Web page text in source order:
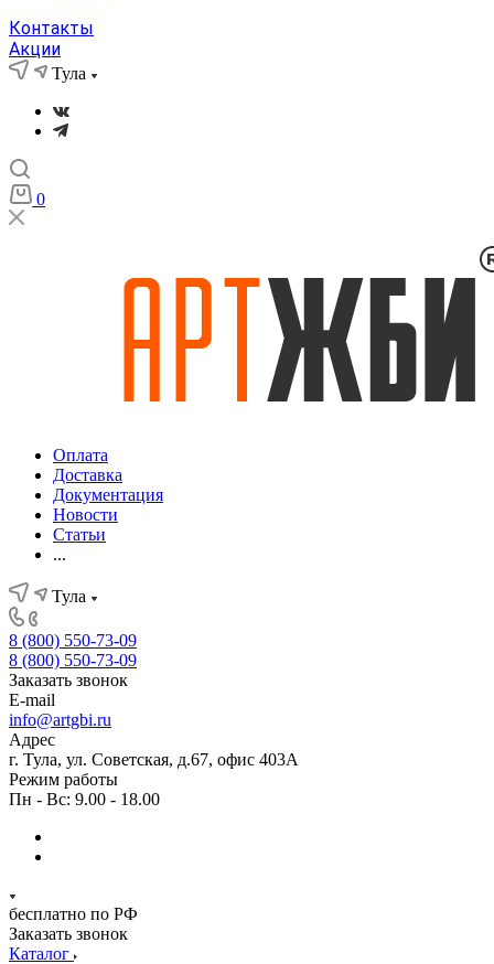
Контакты
Акции
Тула
0
Оплата
Доставка
Документация
Новости
Статьи
...
Тула
8 (800) 550-73-09
8 (800) 550-73-09
Заказать звонок
E-mail
info@artgbi.ru
Адрес
г. Тула, ул. Советская, д.67, офис 403А
Режим работы
Пн - Вс: 9.00 - 18.00
бесплатно по РФ
Заказать звонок
Каталог